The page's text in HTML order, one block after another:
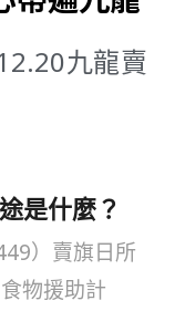
九龍賣
是什麼？
）賣旗日所
物援助計